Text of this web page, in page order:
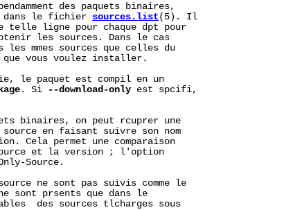
des paquets binaires,
dans le fichier
sources.list (5). Il
telle ligne pour chaque dpt pour
les sources. Dans le cas
les mmes sources que celles du
vous voulez installer.
le paquet est compil en un
. Si --download-only est spcifi,
binaires, on peut rcuprer une
en faisant suivre son nom
Cela permet une comparaison
et la version ; l'option
Source.
ne sont pas suivis comme le
sont prsents que dans le
des sources tlcharges sous